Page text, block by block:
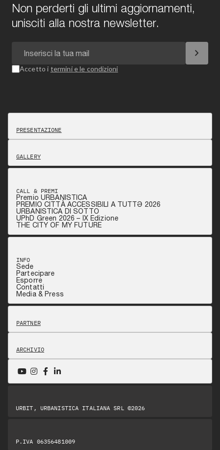
Non perderti gli ultimi aggiornamenti,
unisciti alla nostra newsletter.
chevron_right
Accetto i termini e le condizioni
PRESENTAZIONE
GALLERY
CALL & PREMI
Premio URBANISTICA
PREMIO CITTÀ ACCESSIBILI A TUTTƏ 2026
URBANISTICA DI SOTTO
UPhD Green 2026 – IX Edizione
THE CITY OF MY FUTURE
INFO
Sede
Partecipare
Esporre
Contatti
Media & Press
PARTNER
ARCHIVIO
URBIT, URBANISTICA ITALIANA SRL ©2026
P.IVA 06356481009